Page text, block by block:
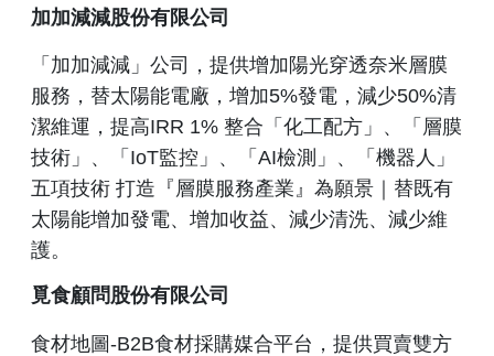
加加減減股份有限公司
「加加減減」公司，提供增加陽光穿透奈米層膜
服務，替太陽能電廠，增加5%發電，減少50%清
潔維運，提高IRR 1% 整合「化工配方」、「層膜
技術」、「IoT監控」、「AI檢測」、「機器人」
五項技術 打造『層膜服務產業』為願景｜替既有
太陽能增加發電、增加收益、減少清洗、減少維
護。
覓食顧問股份有限公司
食材地圖-B2B食材採購媒合平台，提供買賣雙方